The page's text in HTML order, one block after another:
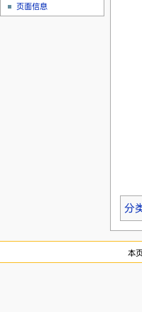
分
页面信息
本